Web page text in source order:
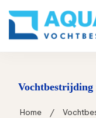
Home